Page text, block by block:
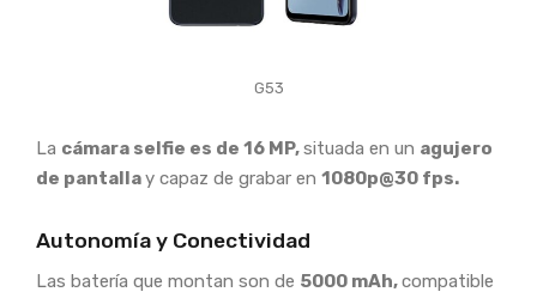
G53
La cámara selfie es de 16 MP,situada en un agujero
de pantallay capaz de grabar en 1080p@30 fps.
Autonomía y Conectividad
Las batería que montan son de 5000 mAh,compatible